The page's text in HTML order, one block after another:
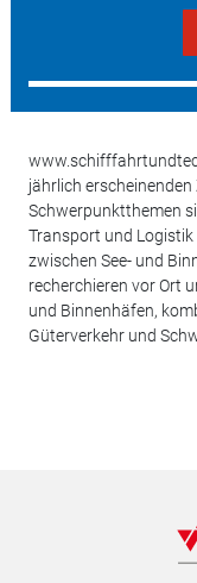
jährlich
Schwerpunktthemen
Transport und
zwischen See- und
recherchieren vor Ort
und Binnenhäfen,
Güterverkehr und